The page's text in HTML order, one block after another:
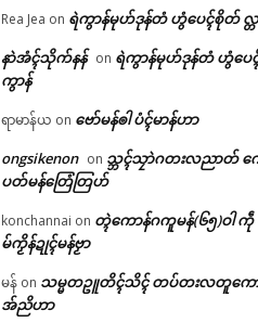
Rea Jea on ရဲကွာန်မုဟ်ဒုန်တံ ဟွံပေၚ်စိုတ် လ္
နာဲအံၚ်သိုက်နန် on ရဲကွာန်မုဟ်ဒုန်တံ ဟွံပေ
ကွာန်
ရာမာန်ယ on ဗော်မန်ၜါ ပံၚ်မာန်ဟာ
ongsikenon on သ္ဘၚ်သၠာဲဂတးလညာတ် က
ပတ်မန်တြေံတြဟ်
konchannai on တ္ၚဲကောန်ဂကူမန်(၆၅)ဝါ
မ်ကၟိန်ဍုၚ်မန်ဗၟာ
မန် on သမ္မတဥူတိၚ်သိၚ် တပ်တးလတူကေ
အ်ညိဟာ